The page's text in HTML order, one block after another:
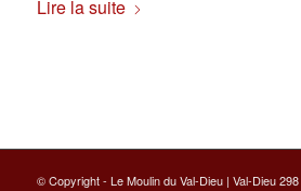
Lire la suite
© Copyright - Le Moulin du Val-Dieu | Val-Dieu